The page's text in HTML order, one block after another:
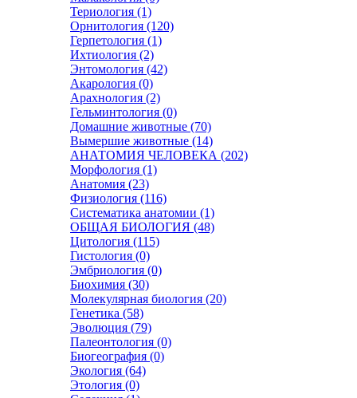
Териология (1)
Орнитология (120)
Герпетология (1)
Ихтиология (2)
Энтомология (42)
Акарология (0)
Арахнология (2)
Гельминтология (0)
Домашние животные (70)
Вымершие животные (14)
АНАТОМИЯ ЧЕЛОВЕКА (202)
Морфология (1)
Анатомия (23)
Физиология (116)
Систематика анатомии (1)
ОБЩАЯ БИОЛОГИЯ (48)
Цитология (115)
Гистология (0)
Эмбриология (0)
Биохимия (30)
Молекулярная биология (20)
Генетика (58)
Эволюция (79)
Палеонтология (0)
Биогеография (0)
Экология (64)
Этология (0)